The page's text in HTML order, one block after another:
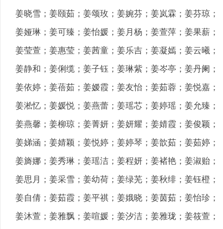
姜晓雪；姜颐茹；姜颂玫；姜婉芬；姜岚霖；姜芬琼；
姜娅琳；姜可臻；姜怡媛；姜月杨；姜萱萍；姜果薪；
姜莹萱；姜惠莹；姜茜童；姜乐吉；姜凝嫣；姜云曦；
姜静和；姜俐缆；姜子钰；姜琳紫；姜岑亭；姜丹阑；
姜依婷；姜蓓茹；姜嫒霞；姜友怡；姜茹蓉；姜悦嘉；
姜淞忆；姜媛悦；姜燕蕾；姜瑶芯；姜婷瑶；姜允臻；
姜燕馨；姜柳琼；姜菁妍；姜妍耀；姜婧霞；姜俊颖；
姜娣涵；姜婧颖；姜悦婷；姜婷琴；姜歆茹；姜茹婷；
姜旖娜；姜秀琳；姜瑶洁；姜程妍；姜褚艳；姜淑贻；
姜思月；姜采雪；姜幼荷；姜绿芜；姜秋绯；姜钰橙；
姜自倩；姜茹霞；姜平祺；姜娥晓；姜茵茹；姜怡珍；
姜沐萱；姜雅飘；姜喧媛；姜汐洁；姜雅珑；姜筱萱；